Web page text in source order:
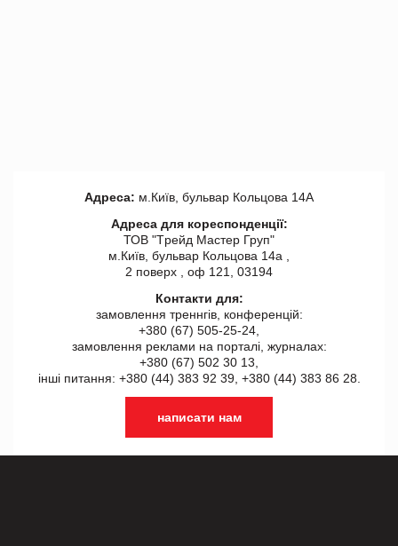
Адреса: м.Київ, бульвар Кольцова 14А
Адреса для кореспонденції:
ТОВ "Tрейд Мастер Груп"
м.Київ, бульвар Кольцова 14а ,
2 поверх , оф 121, 03194
Контакти для:
замовлення треннгів, конференцій:
+380 (67) 505-25-24,
замовлення реклами на порталі, журналах:
+380 (67) 502 30 13,
інші питання: +380 (44) 383 92 39, +380 (44) 383 86 28.
написати нам